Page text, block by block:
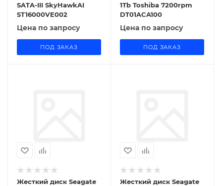
SATA-III SkyHawkAI
ST16000VE002
Цена по запросу
ПОД ЗАКАЗ
1Tb Toshiba 7200rpm
DT01ACA100
Цена по запросу
ПОД ЗАКАЗ
Жесткий диск Seagate
Жесткий диск Seagate